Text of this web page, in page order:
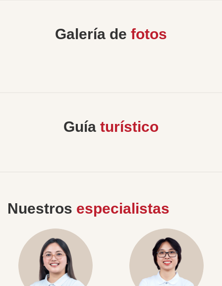
Galería de fotos
Guía turístico
Nuestros especialistas